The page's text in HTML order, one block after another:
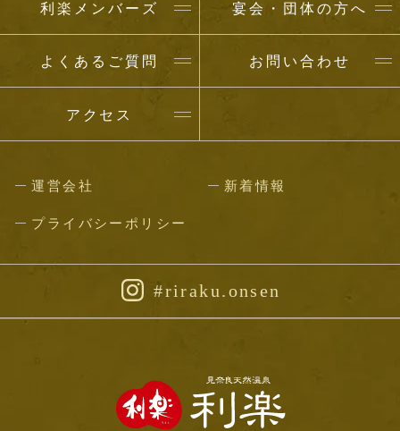
利楽メンバーズ 宴会・団体の方へ
よくあるご質問 お問い合わせ
アクセス
運営会社 新着情報
プライバシーポリシー
#riraku.onsen